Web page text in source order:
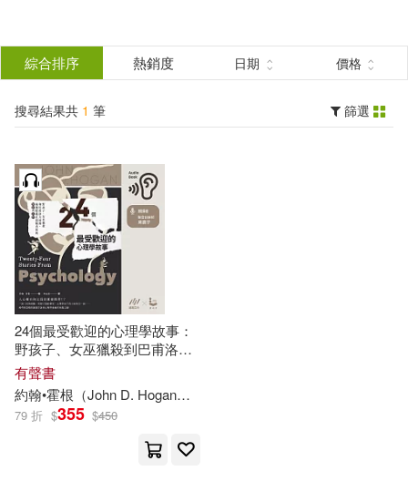
結
篩
分類 (單選)
所有商品(1) 有聲書(1)
展開
作者 (可複選)
約翰•霍根（John D. Hogan）(1)
出版社
綜合排序 熱銷度 日期 價格
搜尋結果共 1 筆 篩選
24個最受歡迎的心理學故事：
野孩子、女巫獵殺到巴甫洛夫
的狗，揭開隱藏在實驗背後的
細節與真相 (有聲書)
有聲書
約翰•霍根 （John D. Hogan）
79 折 $355 $450